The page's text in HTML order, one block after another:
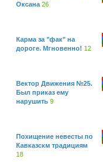
Оксана 26
Карма за "фак" на
дороге. Мгновенно! 12
Вектор Движения №25.
Был приказ ему
нарушить 9
Похищение невесты по
Кавказскм традициям
18